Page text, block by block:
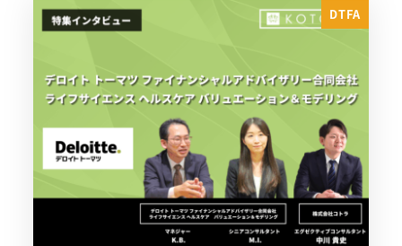
DTFA